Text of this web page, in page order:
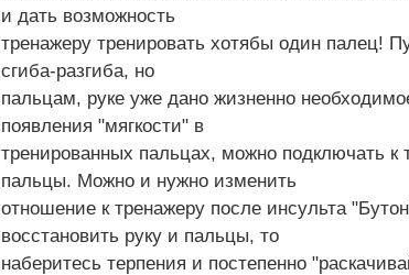
и дать возможность
тренажеру тренировать хотябы один палец!
сгиба-разгиба, но
пальцам, руке уже дано жизненно
появления "мягкости" в
тренированных пальцах, можно подключать
пальцы. Можно и нужно изменить
отношение к тренажеру после инсульта "Бутон"! Если у вас есть
восстановить руку и пальцы, то
наберитесь терпения и постепенно